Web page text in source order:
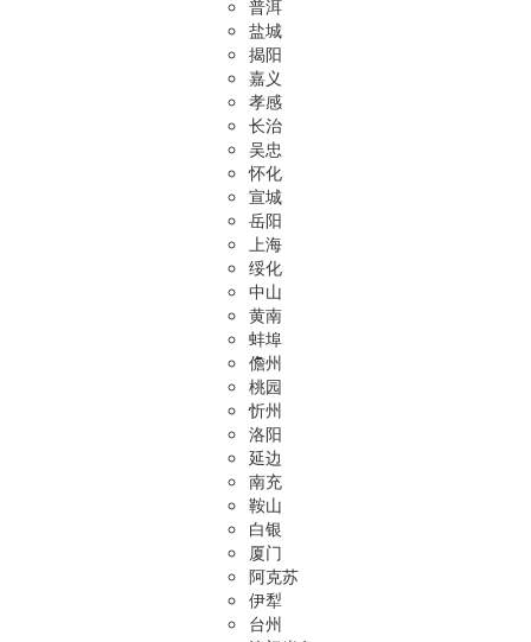
普洱
盐城
揭阳
嘉义
孝感
长治
吴忠
怀化
宣城
岳阳
上海
绥化
中山
黄南
蚌埠
儋州
桃园
忻州
洛阳
延边
南充
鞍山
白银
厦门
阿克苏
伊犁
台州